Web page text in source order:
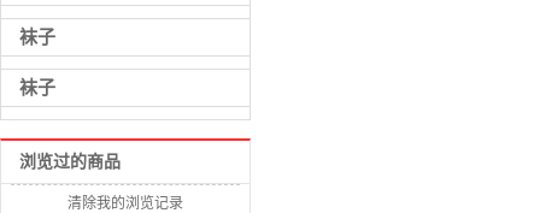
袜子
袜子
浏览过的商品
清除我的浏览记录